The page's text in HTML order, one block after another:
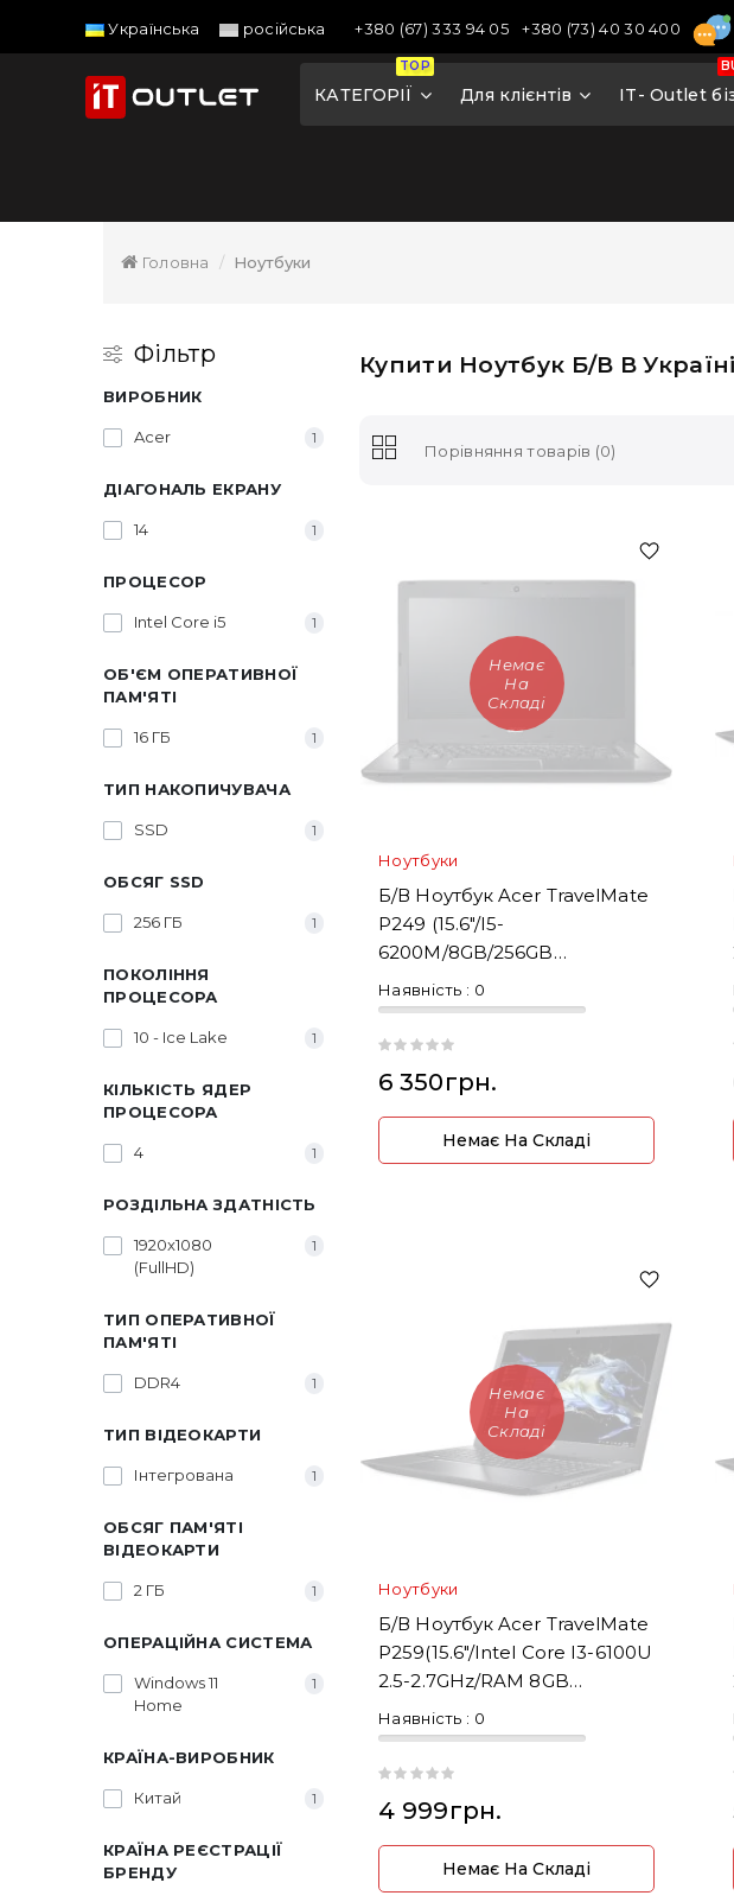
Українська російська +380 (67) 333 94 05 +380 (73) 40 30 400
TOP
КАТЕГОРІЇ Для клієнтів IT- Outlet
Головна Ноутбуки
Фільтр
ВИРОБНИК
Acer 1
ДІАГОНАЛЬ ЕКРАНУ
14 1
ПРОЦЕСОР
Intel Core i5 1
ОБ'ЄМ ОПЕРАТИВНОЇ
ПАМ'ЯТІ
16 ГБ 1
ТИП НАКОПИЧУВАЧА
SSD 1
ОБСЯГ SSD
256 ГБ 1
ПОКОЛІННЯ
ПРОЦЕСОРА
10 - Ice Lake 1
КІЛЬКІСТЬ ЯДЕР
ПРОЦЕСОРА
4 1
РОЗДІЛЬНА ЗДАТНІСТЬ
1920x1080
(FullHD)
1
ТИП ОПЕРАТИВНОЇ
ПАМ'ЯТІ
DDR4 1
ТИП ВІДЕОКАРТИ
Інтегрована 1
ОБСЯГ ПАМ'ЯТІ
ВІДЕОКАРТИ
2 ГБ 1
ОПЕРАЦІЙНА СИСТЕМА
Windows 11
Home
1
КРАЇНА-ВИРОБНИК
Китай 1
КРАЇНА РЕЄСТРАЦІЇ
БРЕНДУ
Купити Ноутбук Б/В В
Порівняння товарів (0)
Немає
На
Складі
Ноутбуки
Б/В Ноутбук Acer TravelMate
P249 (15.6"/i5-
6200M/8GB/256GB
SSD/HD/Intel HD 520)
Наявність : 0
6 350грн.
Немає На Складі
Немає
На
Складі
Ноутбуки
Б/В Ноутбук Acer TravelMate
P259(15.6"/Intel Core I3-6100U
2.5-2.7GHz/RAM 8GB
DDR4/SSD240)
Наявність : 0
4 999грн.
Немає На Складі